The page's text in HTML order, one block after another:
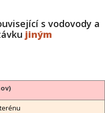
s vodovody a
jiným